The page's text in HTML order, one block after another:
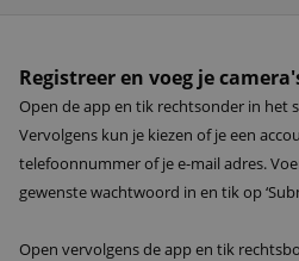
Registreer en voeg je
Open de app en tik rechtsonder in het
Vervolgens kun je kiezen of je een
telefoonnummer of je e-mail adres.
gewenste wachtwoord in en tik op
Open vervolgens de app en tik